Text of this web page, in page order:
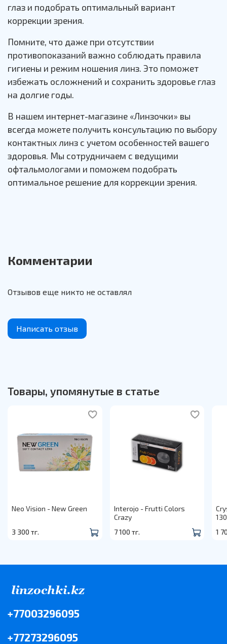
глаз и подобрать оптимальный вариант
коррекции зрения.
Помните, что даже при отсутствии
противопоказаний важно соблюдать правила
гигиены и режим ношения линз. Это поможет
избежать осложнений и сохранить здоровье глаз
на долгие годы.
В нашем интернет-магазине «Линзочки» вы
всегда можете получить консультацию по выбору
контактных линз с учетом особенностей вашего
здоровья. Мы сотрудничаем с ведущими
офтальмологами и поможем подобрать
оптимальное решение для коррекции зрения.
Комментарии
Отзывов еще никто не оставлял
Написать отзыв
Товары, упомянутые в статье
Neo Vision - New Green
3 300 тг.
Interojo - Frutti Colors
Crazy
7 100 тг.
1
+77003296095
+77273296095